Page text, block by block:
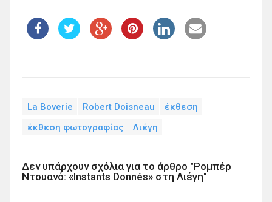
La Boverie Robert Doisneau
έκθεση
έκθεση φωτογραφίας
Λιέγη
Δεν υπάρχουν σχόλια για το άρθρο "Ρομπέρ
Ντουανό: «Instants Donnés» στη Λιέγη"